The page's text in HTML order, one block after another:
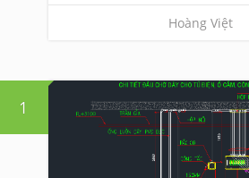
Hoàng Việt
1